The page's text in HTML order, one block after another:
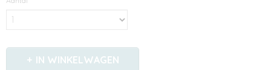
IN WINKELWAGEN